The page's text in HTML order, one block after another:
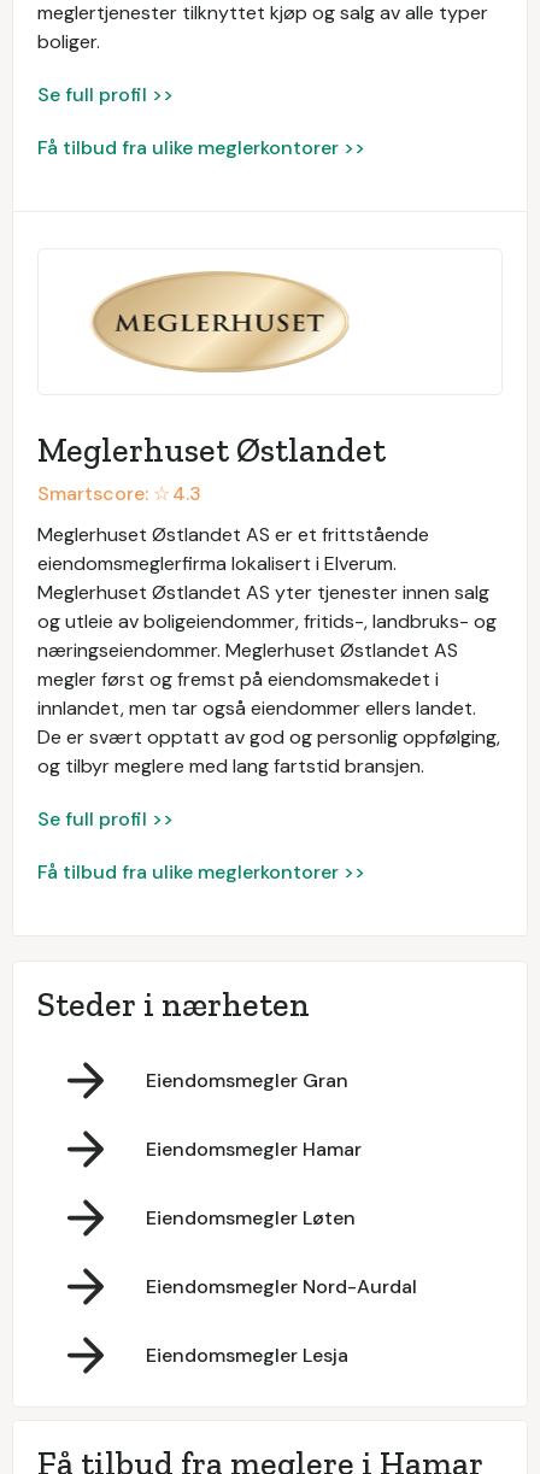
meglertjenester tilknyttet kjøp og salg av alle typer
boliger.
Se full profil >>
Få tilbud fra ulike meglerkontorer >>
Meglerhuset Østlandet
Smartscore: ☆4.3
Meglerhuset Østlandet AS er et frittstående
eiendomsmeglerfirma lokalisert i Elverum.
Meglerhuset Østlandet AS yter tjenester innen salg
og utleie av boligeiendommer, fritids-, landbruks- og
næringseiendommer. Meglerhuset Østlandet AS
megler først og fremst på eiendomsmakedet i
innlandet, men tar også eiendommer ellers landet.
De er svært opptatt av god og personlig oppfølging,
og tilbyr meglere med lang fartstid bransjen.
Se full profil >>
Få tilbud fra ulike meglerkontorer >>
Steder i nærheten
Eiendomsmegler Gran
Eiendomsmegler Hamar
Eiendomsmegler Løten
Eiendomsmegler Nord-Aurdal
Eiendomsmegler Lesja
Få tilbud fra meglere i Hamar